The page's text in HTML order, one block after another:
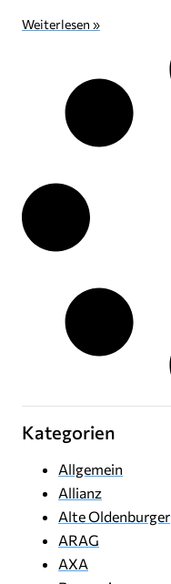
Weiterlesen »
Kategorien
Allgemein
Allianz
Alte Oldenburger
ARAG
AXA